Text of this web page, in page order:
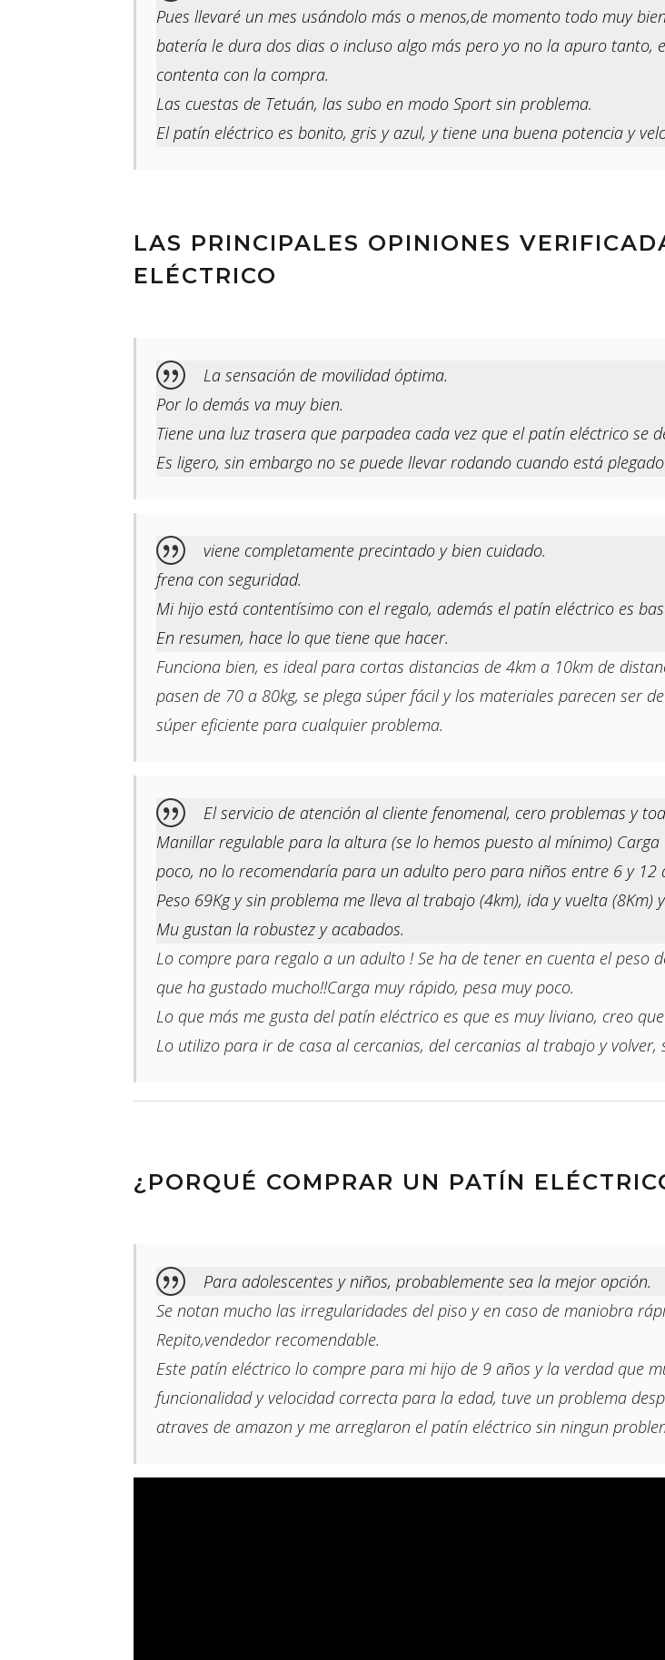
Pues llevaré un mes usándolo más o menos,de momento todo muy
batería le dura dos dias o incluso algo más pero yo no la apuro tanto,
contenta con la compra.
Las cuestas de Tetuán, las subo en modo Sport sin problema.
El patín eléctrico es bonito, gris y azul, y tiene una buena potencia y
LAS PRINCIPALES OPINIONES
ELÉCTRICO
La sensación de movilidad óptima.
Por lo demás va muy bien.
Tiene una luz trasera que parpadea cada vez que el patín eléctrico se
Es ligero, sin embargo no se puede llevar rodando cuando está
viene completamente precintado y bien cuidado.
frena con seguridad.
Mi hijo está contentísimo con el regalo, además el patín eléctrico es
En resumen, hace lo que tiene que hacer.
Funciona bien, es ideal para cortas distancias de 4km a 10km de
pasen de 70 a 80kg, se plega súper fácil y los materiales parecen ser
súper eficiente para cualquier problema.
El servicio de atención al cliente fenomenal, cero problemas y
Manillar regulable para la altura (se lo hemos puesto al mínimo)
poco, no lo recomendaría para un adulto pero para niños entre 6 y 12
Peso 69Kg y sin problema me lleva al trabajo (4km), ida y vuelta (8Km)
Mu gustan la robustez y acabados.
Lo compre para regalo a un adulto ! Se ha de tener en cuenta el
que ha gustado mucho!!Carga muy rápido, pesa muy poco.
Lo que más me gusta del patín eléctrico es que es muy liviano, creo
Lo utilizo para ir de casa al cercanias, del cercanias al trabajo y volver,
¿PORQUÉ COMPRAR UN PATÍN
Para adolescentes y niños, probablemente sea la mejor opción.
Se notan mucho las irregularidades del piso y en caso de maniobra
Repito,vendedor recomendable.
Este patín eléctrico lo compre para mi hijo de 9 años y la verdad que
funcionalidad y velocidad correcta para la edad, tuve un problema
atraves de amazon y me arreglaron el patín eléctrico sin ningun